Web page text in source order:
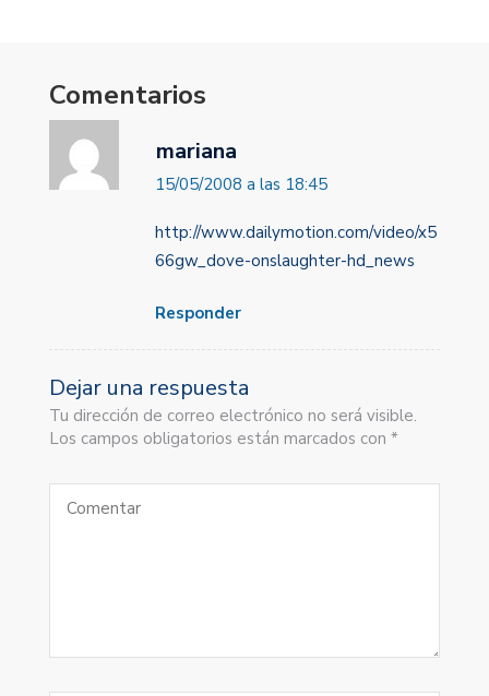
Comentarios
mariana
15/05/2008 a las 18:45
http://www.dailymotion.com/video/x5
66gw_dove-onslaughter-hd_news
Responder
Dejar una respuesta
Tu dirección de correo electrónico no será visible.
Los campos obligatorios están marcados con *